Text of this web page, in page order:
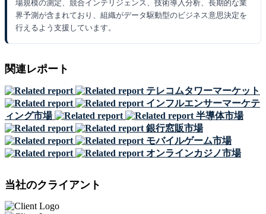
場規模の測定、競合インテリジェンス、技術導入分析、長期的な業
界予測が含まれており、組織がデータ駆動型のビジネス意思決定を
行えるよう支援しています。
関連レポート
テレコムタワーマーケット
インフルエンサーマーケテ
ィング市場
半導体市場
銀行窓販市場
モバイルゲーム市場
オンラインカジノ市場
当社のクライアント